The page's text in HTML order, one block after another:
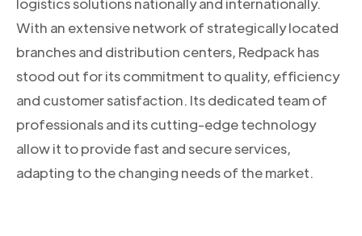
With an extensive network of strategically located
branches and distribution centers, Redpack has
stood out for its commitment to quality, efficiency
and customer satisfaction. Its dedicated team of
professionals and its cutting-edge technology
allow it to provide fast and secure services,
adapting to the changing needs of the market.